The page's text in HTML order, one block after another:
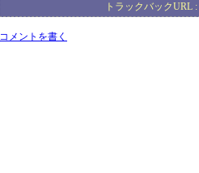
トラックバックURL :
コメントを書く